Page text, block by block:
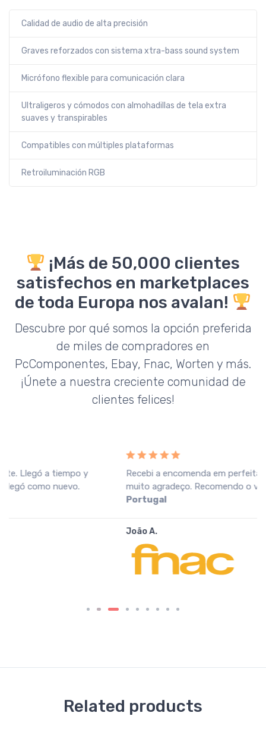
Calidad de audio de alta precisión
Graves reforzados con sistema xtra-bass sound system
Micrófono flexible para comunicación clara
Ultraligeros y cómodos con almohadillas de tela extra
suaves y transpirables
Compatibles con múltiples plataformas
Retroiluminación RGB
¡Más de 50,000 clientes
satisfechos en marketplaces
de toda Europa nos avalan!
Descubre por qué somos la opción preferida
de miles de compradores en
PcComponentes, Ebay, Fnac, Worten y más.
¡Únete a nuestra creciente comunidad de
clientes felices!
Recebi a encomenda em perfeitas condições, o que
muito agradeço. Recomendo o vendedor.Fnac
Related products